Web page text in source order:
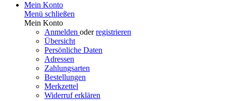
Mein Konto
Menü schließen
Mein Konto
Anmelden oderregistrieren
Übersicht
Persönliche Daten
Adressen
Zahlungsarten
Bestellungen
Merkzettel
Widerruf erklären